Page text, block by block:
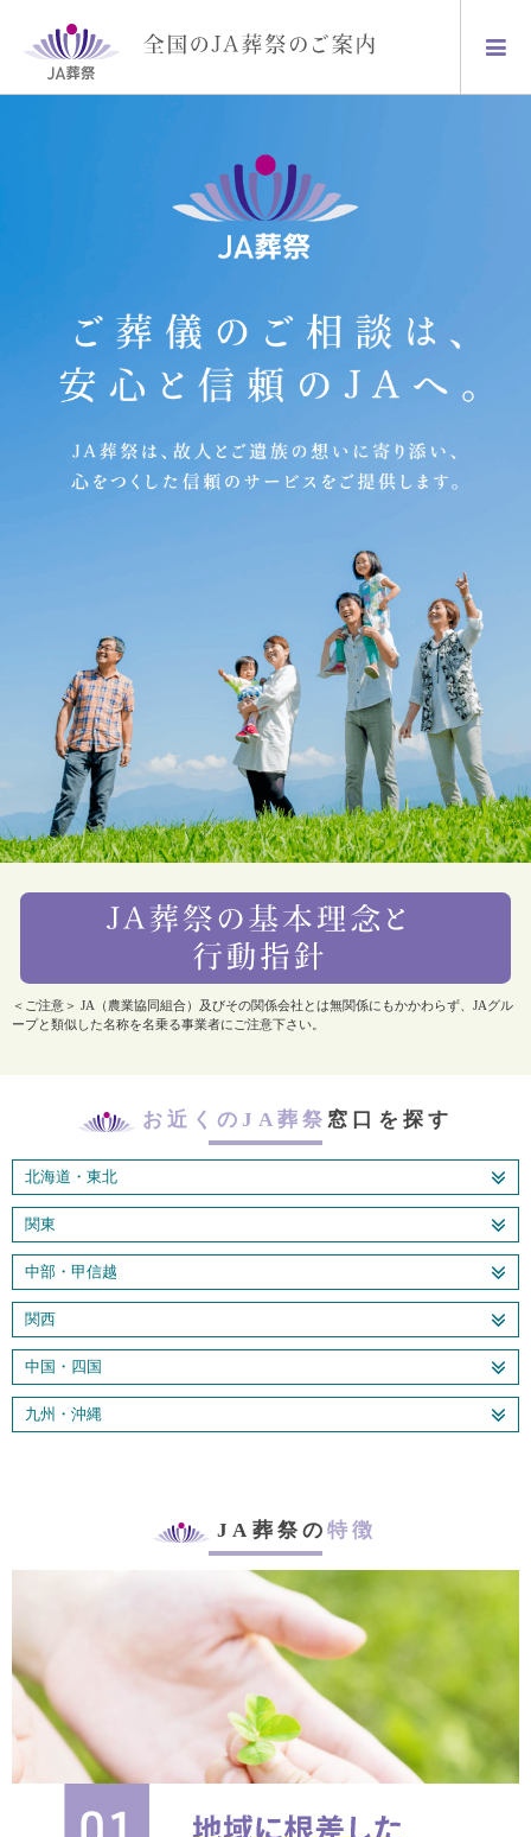
＜ご注意＞ JA（農業協同組合）及びその関係会社とは無関係にもかかわらず、JAグル
ープと類似した名称を名乗る事業者にご注意下さい。
お近くのJA葬祭 窓口を探す
北海道・東北
関東
中部・甲信越
関西
中国・四国
九州・沖縄
JA葬祭の特徴